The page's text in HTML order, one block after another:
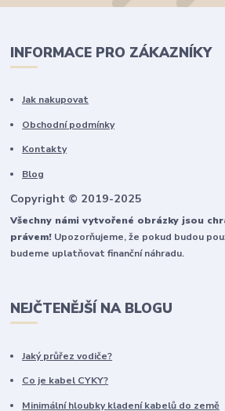
INFORMACE PRO ZÁKAZNÍKY
Jak nakupovat
Obchodní podmínky
Kontakty
Blog
Copyright © 2019-2025
Všechny námi vytvořené obrázky jsou
právem! Upozorňujeme, že pokud budou
budeme uplatňovat finanční náhradu.
NEJČTENĚJŠÍ NA BLOGU
Jaký průřez vodiče?
Co je kabel CYKY?
Minimální hloubky kladení kabelů do země